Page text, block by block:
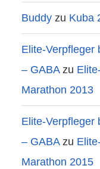
Buddy zu Kuba
Elite-Verpfleger
– GABAzu
Marathon 2013
Elite-Verpfleger
– GABAzu
Marathon 2015